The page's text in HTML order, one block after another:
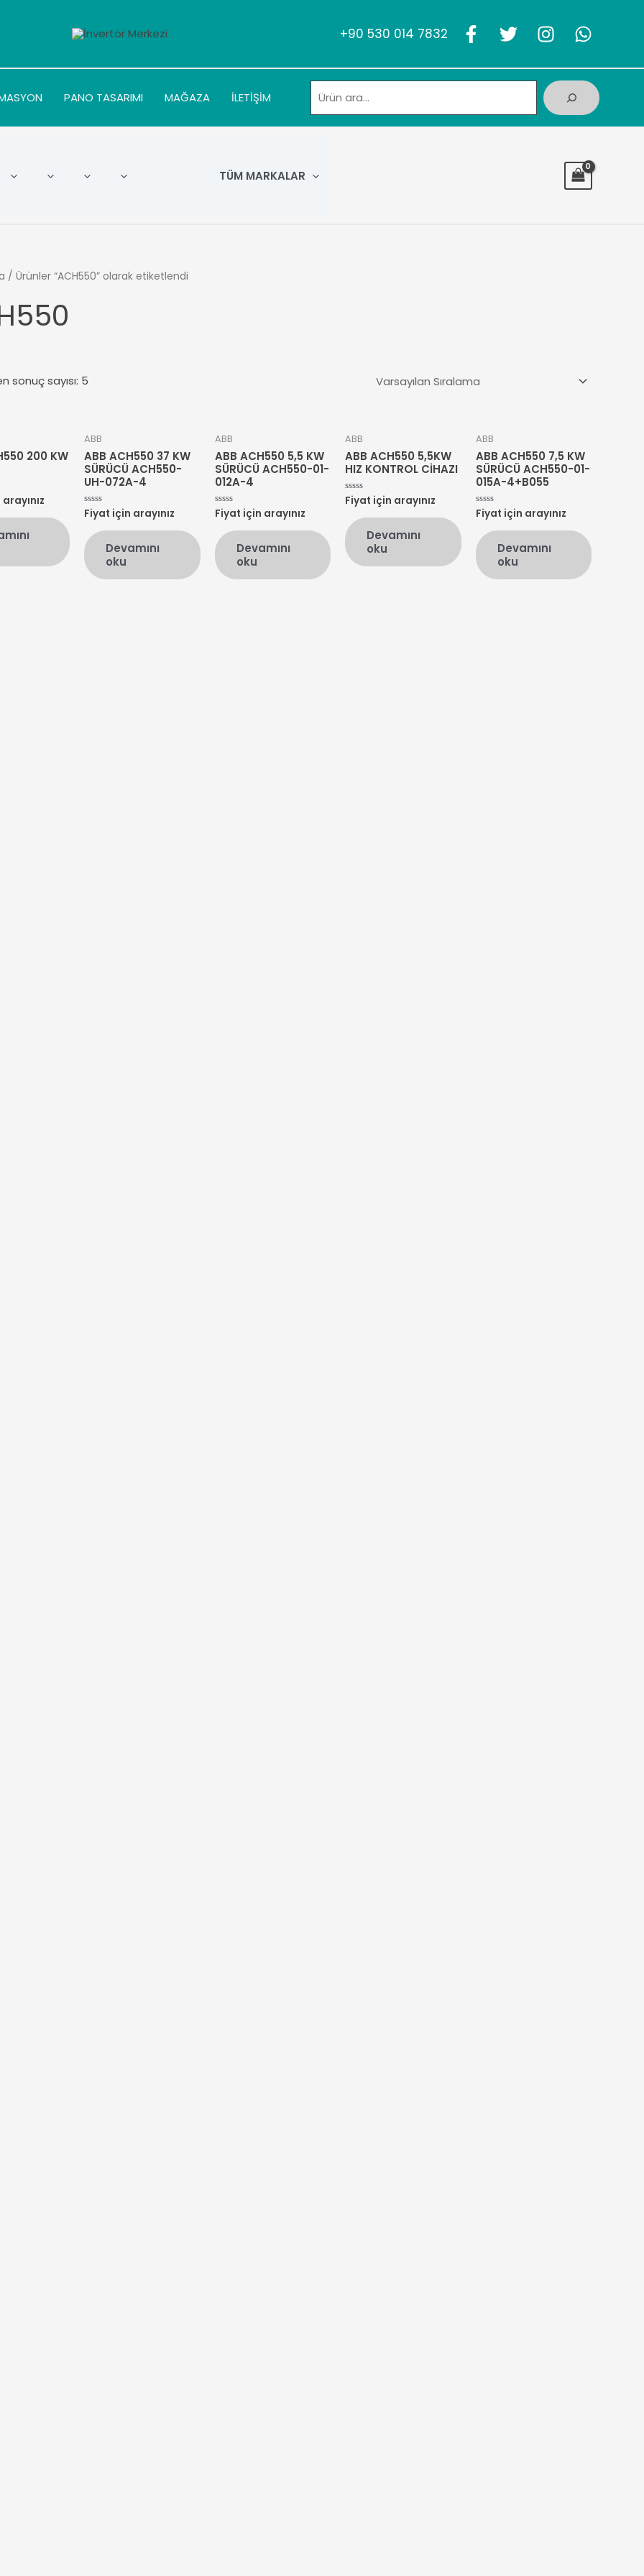
+90 530 014 7832
PANO TASARIMI MAĞAZA İLETİŞİM
TÜM MARKALAR
/ Ürünler “ACH550” olarak etiketlendi
sonuç sayısı: 5
200 KW
ABB
ABB ACH550 37 KW
SÜRÜCÜ ACH550-
UH-072A-4
5
üzerinden
oy
aldı
Fiyat için arayınız
Devamını
oku
ABB
ABB ACH550 5,5 KW
SÜRÜCÜ ACH550-01-
012A-4
5
üzerinden
oy
aldı
Fiyat için arayınız
Devamını
oku
ABB
ABB ACH550 5,5KW
HIZ KONTROL CİHAZI
5
üzerinden
oy
aldı
Fiyat için arayınız
Devamını
oku
ABB
ABB ACH550 7,5 KW
SÜRÜCÜ ACH550-01-
015A-4+B055
5
üzerinden
oy
aldı
Fiyat için arayınız
Devamını
oku